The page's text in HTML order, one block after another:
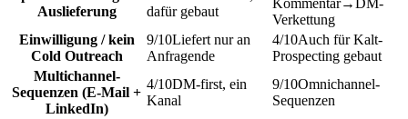
Auslieferung
dafür gebaut
Verkettung
Einwilligung / kein
Cold Outreach
9/10Liefert nur an
Anfragende
4/10Auch für Kalt-
Prospecting gebaut
Multichannel-
Sequenzen (E-Mail +
LinkedIn)
4/10DM-first, ein
Kanal
9/10Omnichannel-
Sequenzen